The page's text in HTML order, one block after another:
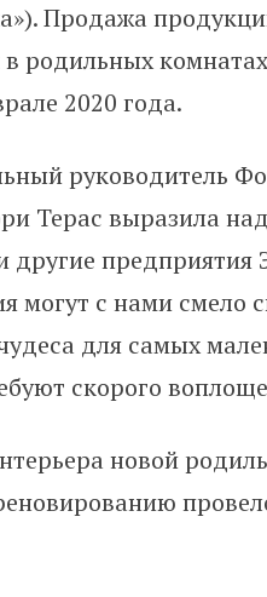
Продажа
в родильных
2020 года.
руководитель
Терас выразила
другие предприятия
могут с нами смело
для самых
скорого
новой